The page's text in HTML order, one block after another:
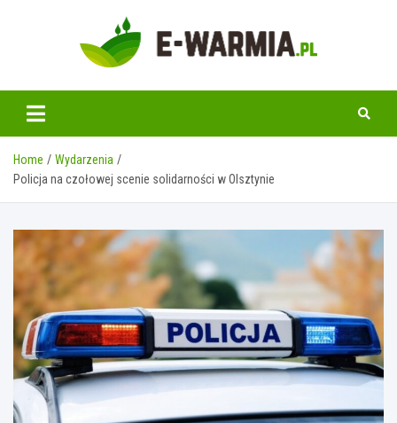
www.e-warmia.pl
Home
Wydarzenia
Policja na czołowej scenie solidarności w Olsztynie